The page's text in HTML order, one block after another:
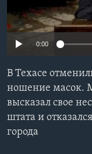
Learning English
Языки
0:00
В Техасе
ношение масок.
высказал свое
штата и
города